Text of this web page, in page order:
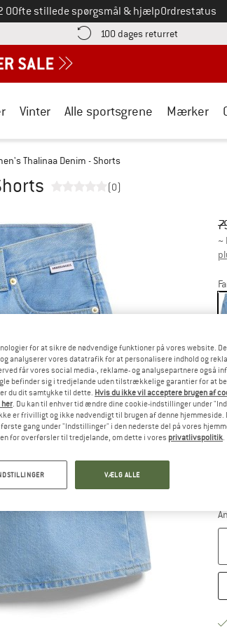
0Ofte stillede spørgsmål & hjælpOrdrestatus
her! Åbnes i en infoboks
100 dages returret Gå til
Vinter Alle sportsgrene Mærker
Thalinaa Denim - Shorts
(0)
~
for at sikre de nødvendige funktioner på vores website.
analyserer vores datatrafik for at personalisere indhold og
får vores social media-, reklame- og analysepartnere også
befinder sig i tredjelande uden tilstrækkelige garantier for at
du dit samtykke til dette. Hvis du ikke vil acceptere brugen af
. Du kan til enhver tid ændre dine cookie-indstillinger under
er frivilligt og ikke nødvendigt til brugen af denne hjemmeside.
gang under "Indstillinger" i den nederste del på vores
for overførsler til tredjelande, om dette i vores privatlivspolitik.
VÆLG ALLE